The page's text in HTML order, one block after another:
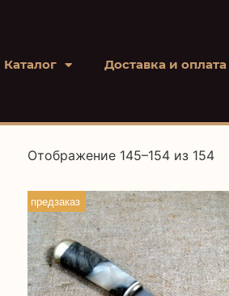
Каталог Доставка и оплата
Отображение 145–154 из 154
предзаказ